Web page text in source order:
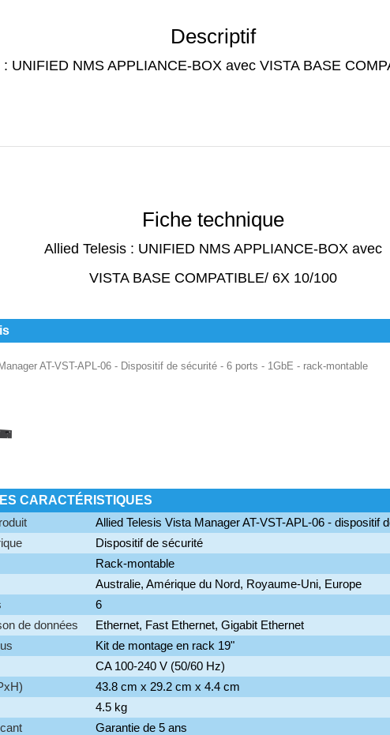
Descriptif
: UNIFIED NMS APPLIANCE-BOX avec VISTA BASE
Fiche technique
Allied Telesis : UNIFIED NMS APPLIANCE-BOX avec
VISTA BASE COMPATIBLE/ 6X 10/100
AT-VST-APL-06 - Dispositif de sécurité - 6 ports - 1GbE - rack-montable
CARACTÉRISTIQUES
Allied Telesis Vista Manager AT-VST-APL-06 - dispositif
Dispositif de sécurité
Rack-montable
Australie, Amérique du Nord, Royaume-Uni, Europe
6
de données
Ethernet, Fast Ethernet, Gigabit Ethernet
Kit de montage en rack 19"
CA 100-240 V (50/60 Hz)
43.8 cm x 29.2 cm x 4.4 cm
4.5 kg
Garantie de 5 ans